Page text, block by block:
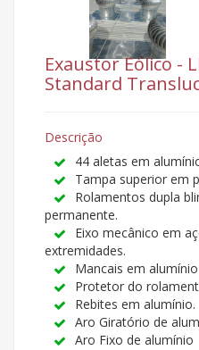
Exaustor Eólico -
Standard
Descrição
44 aletas em
Tampa superior em
Rolamentos dupla
permanente.
Eixo mecânico em
extremidades.
Mancais em
Protetor do
Rebites em alumínio.
Aro Giratório de
Aro Fixo de alumínio